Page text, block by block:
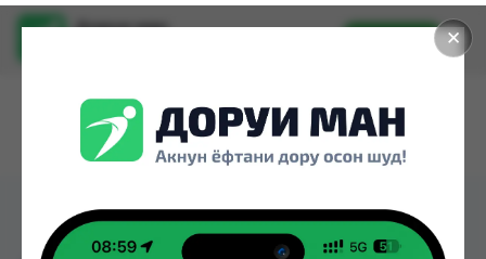
✕
Доруи ман
Установить